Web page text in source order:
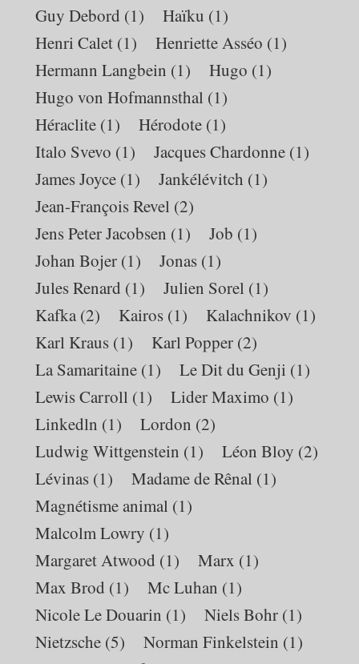
Guy Debord (1) Haïku (1)
Henri Calet (1) Henriette Asséo (1)
Hermann Langbein (1) Hugo (1)
Hugo von Hofmannsthal (1)
Héraclite (1) Hérodote (1)
Italo Svevo (1) Jacques Chardonne (1)
James Joyce (1) Jankélévitch (1)
Jean-François Revel (2)
Jens Peter Jacobsen (1) Job (1)
Johan Bojer (1) Jonas (1)
Jules Renard (1) Julien Sorel (1)
Kafka (2) Kairos (1) Kalachnikov (1)
Karl Kraus (1) Karl Popper (2)
La Samaritaine (1) Le Dit du Genji (1)
Lewis Carroll (1) Lider Maximo (1)
Linkedln (1) Lordon (2)
Ludwig Wittgenstein (1) Léon Bloy (2)
Lévinas (1) Madame de Rênal (1)
Magnétisme animal (1)
Malcolm Lowry (1)
Margaret Atwood (1) Marx (1)
Max Brod (1) Mc Luhan (1)
Nicole Le Douarin (1) Niels Bohr (1)
Nietzsche (5) Norman Finkelstein (1)